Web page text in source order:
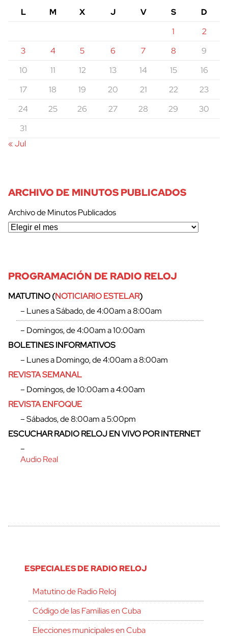
L M X J V S
D
1
2
3
4 5 6 7 8
9
10
11 12 13 14 15
16
17
18 19 20 21 22
23
24
25 26 27 28 29
30
31
« Jul
ARCHIVO DE MINUTOS PUBLICADOS
Archivo de Minutos Publicados
PROGRAMACIÓN DE RADIO RELOJ
MATUTINO (NOTICIARIO ESTELAR)
– Lunes a Sábado, de 4:00am a 8:00am
– Domingos, de 4:00am a 10:00am
BOLETINES INFORMATIVOS
– Lunes a Domingo, de 4:00am a 8:00am
REVISTA SEMANAL
– Domingos, de 10:00am a 4:00am
REVISTA ENFOQUE
– Sábados, de 8:00am a 5:00pm
ESCUCHAR RADIO RELOJ EN VIVO POR INTERNET
–
Audio Real
ESPECIALES DE RADIO RELOJ
Matutino de Radio Reloj
Código de las Familias en Cuba
Elecciones municipales en Cuba